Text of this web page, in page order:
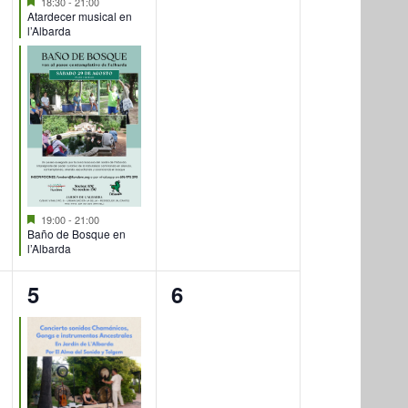
Atardecer musical en
l’Albarda
Destacado
19:00- 21:00
Baño de Bosque en
l’Albarda
1
evento,
5
0
6